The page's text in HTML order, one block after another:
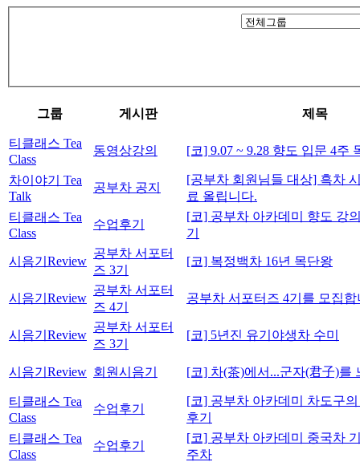
그룹 게시판 제목
티클래스 Tea
Class
동영상강의 [코] 9.07 ~ 9.28 향도 입문 4주
차이야기 Tea
Talk
공부차 공지
[공부차 회원님들 대상] 흑차
료 올립니다.
티클래스 Tea
Class
수업후기
[코] 공부차 아카데미 향도 강
기
시음기Review
공부차 서포터
즈 3기
[코] 복정백차 16년 목단왕
시음기Review
공부차 서포터
즈 4기
공부차 서포터즈 4기를 모집합
시음기Review
공부차 서포터
즈 3기
[코] 5년진 유기야생차 수미
시음기Review 회원시음기 [코] 차(茶)에서...군자(君子)를
티클래스 Tea
Class
수업후기
[코] 공부차 아카데미 차도구
후기
티클래스 Tea
Class
수업후기
[코] 공부차 아카데미 중국차
주차